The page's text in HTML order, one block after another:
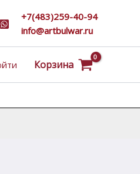
+7(483)259-40-94
info@artbulwar.ru
Корзина